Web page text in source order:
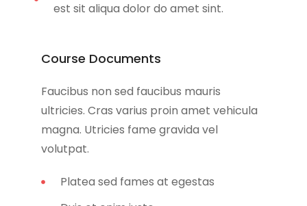
est sit aliqua dolor do amet sint.
Course Documents
Faucibus non sed faucibus mauris
ultricies. Cras varius proin amet vehicula
magna. Utricies fame gravida vel
volutpat.
Platea sed fames at egestas